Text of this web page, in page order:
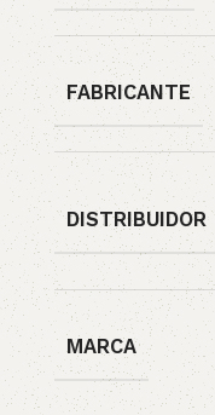
FABRICANTE
DISTRIBUIDOR
MARCA